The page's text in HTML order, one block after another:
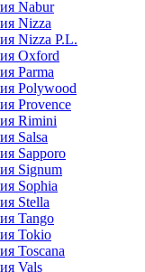
Nabur
Nizza
Nizza P.L.
Oxford
Parma
Polywood
Provence
Rimini
Salsa
Sapporo
Signum
Sophia
Stella
Tango
Tokio
Toscana
Vals